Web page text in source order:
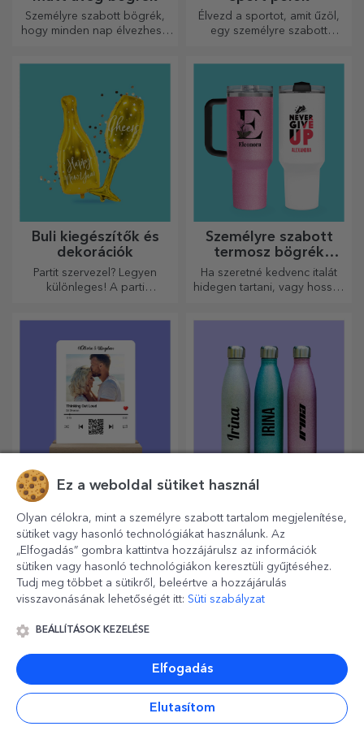
Személyre szabott bögrék,
hogy minden nap élvezhesd
Élvezd a sportot, amit űzöl,
egy személyre szabott
Buli kiegészítők és
dekorációk
Partit szervezel? Legyen
különleges! A parti
Személyre szabott
termosz bögrék
fogantyúval és
szívószállal
Ha szeretné kedvenc italát
hidegen tartani, vagy hosszú
választás ilyen esetekre.
Személyre szabott
LED éjszakai lámpa
Egy ajándék, ami örömöt és
izgalmat hoz!
Személyre szabott
csillogó termoszok
Világos és színes, nyáron és
télen egyaránt használható, a
személyre szabhatók és
bárhová magaddal viheted
őket!
Ez a weboldal sütiket használ
Olyan célokra, mint a személyre szabott tartalom megjelenítése,
sütiket vagy hasonló technológiákat használunk. Az
„Elfogadás” gombra kattintva hozzájárulsz az információk
sütiken vagy hasonló technológiákon keresztüli gyűjtéséhez.
Tudj meg többet a sütikről, beleértve a hozzájárulás
visszavonásának lehetőségét itt: Süti szabályzat
BEÁLLÍTÁSOK KEZELÉSE
Elfogadás
Elutasítom